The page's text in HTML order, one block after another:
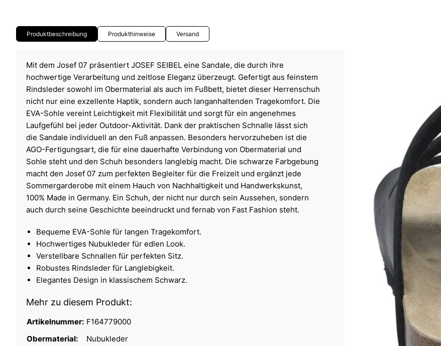
Produktbeschreibung Produkthinweise Versand
Mit dem Josef 07 präsentiert JOSEF SEIBEL eine Sandale, die durch ihre
hochwertige Verarbeitung und zeitlose Eleganz überzeugt. Gefertigt aus feinstem
Rindsleder sowohl im Obermaterial als auch im Fußbett, bietet dieser Herrenschuh
nicht nur eine exzellente Haptik, sondern auch langanhaltenden Tragekomfort. Die
EVA-Sohle vereint Leichtigkeit mit Flexibilität und sorgt für ein angenehmes
Laufgefühl bei jeder Outdoor-Aktivität. Dank der praktischen Schnalle lässt sich
die Sandale individuell an den Fuß anpassen. Besonders hervorzuheben ist die
AGO-Fertigungsart, die für eine dauerhafte Verbindung von Obermaterial und
Sohle steht und den Schuh besonders langlebig macht. Die schwarze Farbgebung
macht den Josef 07 zum perfekten Begleiter für die Freizeit und ergänzt jede
Sommergarderobe mit einem Hauch von Nachhaltigkeit und Handwerkskunst,
100% Made in Germany. Ein Schuh, der nicht nur durch sein Aussehen, sondern
auch durch seine Geschichte beeindruckt und fernab von Fast Fashion steht.
Bequeme EVA-Sohle für langen Tragekomfort.
Hochwertiges Nubukleder für edlen Look.
Verstellbare Schnallen für perfekten Sitz.
Robustes Rindsleder für Langlebigkeit.
Elegantes Design in klassischem Schwarz.
Mehr zu diesem Produkt:
Artikelnummer: F164779000
Obermaterial:
Nubukleder